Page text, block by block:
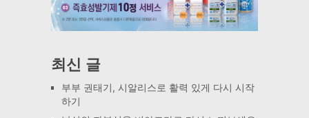
최신 글
부부 권태기, 시알리스로 활력 있게 다시 시작
하기